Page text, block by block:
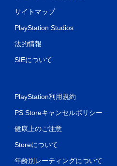
サイトマップ
PlayStation Studios
法的情報
SIEについて
PlayStation利用規約
PS Storeキャンセルポリシー
健康上のご注意
Storeについて
年齢別レーティングについて